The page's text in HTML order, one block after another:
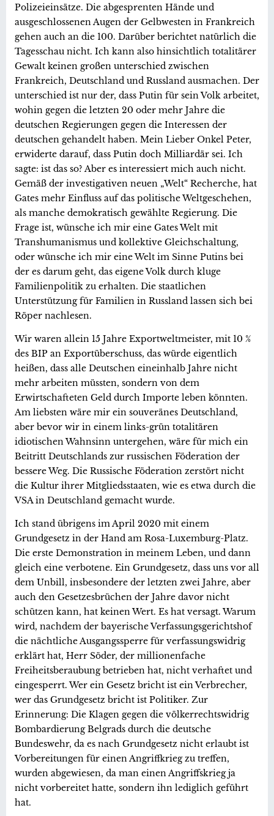
Polizeieinsätze. Die abgesprenten Hände und
ausgeschlossenen Augen der Gelbwesten in Frankreich
gehen auch an die 100. Darüber berichtet natürlich die
Tagesschau nicht. Ich kann also hinsichtlich totalitärer
Gewalt keinen großen unterschied zwischen
Frankreich, Deutschland und Russland ausmachen. Der
unterschied ist nur der, dass Putin für sein Volk arbeitet,
wohin gegen die letzten 20 oder mehr Jahre die
deutschen Regierungen gegen die Interessen der
deutschen gehandelt haben. Mein Lieber Onkel Peter,
erwiderte darauf, dass Putin doch Milliardär sei. Ich
sagte: ist das so? Aber es interessiert mich auch nicht.
Gemäß der investigativen neuen „Welt“ Recherche, hat
Gates mehr Einfluss auf das politische Weltgeschehen,
als manche demokratisch gewählte Regierung. Die
Frage ist, wünsche ich mir eine Gates Welt mit
Transhumanismus und kollektive Gleichschaltung,
oder wünsche ich mir eine Welt im Sinne Putins bei
der es darum geht, das eigene Volk durch kluge
Familienpolitik zu erhalten. Die staatlichen
Unterstützung für Familien in Russland lassen sich bei
Röper nachlesen.
Wir waren allein 15 Jahre Exportweltmeister, mit 10 %
des BIP an Exportüberschuss, das würde eigentlich
heißen, dass alle Deutschen eineinhalb Jahre nicht
mehr arbeiten müssten, sondern von dem
Erwirtschafteten Geld durch Importe leben könnten.
Am liebsten wäre mir ein souveränes Deutschland,
aber bevor wir in einem links-grün totalitären
idiotischen Wahnsinn untergehen, wäre für mich ein
Beitritt Deutschlands zur russischen Föderation der
bessere Weg. Die Russische Föderation zerstört nicht
die Kultur ihrer Mitgliedsstaaten, wie es etwa durch die
VSA in Deutschland gemacht wurde.
Ich stand übrigens im April 2020 mit einem
Grundgesetz in der Hand am Rosa-Luxemburg-Platz.
Die erste Demonstration in meinem Leben, und dann
gleich eine verbotene. Ein Grundgesetz, dass uns vor all
dem Unbill, insbesondere der letzten zwei Jahre, aber
auch den Gesetzesbrüchen der Jahre davor nicht
schützen kann, hat keinen Wert. Es hat versagt. Warum
wird, nachdem der bayerische Verfassungsgerichtshof
die nächtliche Ausgangssperre für verfassungswidrig
erklärt hat, Herr Söder, der millionenfache
Freiheitsberaubung betrieben hat, nicht verhaftet und
eingesperrt. Wer ein Gesetz bricht ist ein Verbrecher,
wer das Grundgesetz bricht ist Politiker. Zur
Erinnerung: Die Klagen gegen die völkerrechtswidrig
Bombardierung Belgrads durch die deutsche
Bundeswehr, da es nach Grundgesetz nicht erlaubt ist
Vorbereitungen für einen Angriffkrieg zu treffen,
wurden abgewiesen, da man einen Angriffskrieg ja
nicht vorbereitet hatte, sondern ihn lediglich geführt
hat.